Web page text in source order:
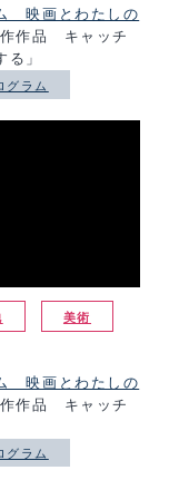
映画とわたしの
作品 キャッチ
」
グラム
美術
映画とわたしの
作品 キャッチ
グラム